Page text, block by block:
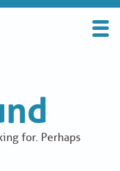
for. Perhaps